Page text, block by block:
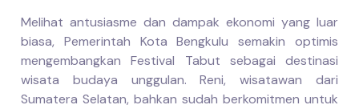
Melihat antusiasme dan dampak ekonomi yang luar
biasa, Pemerintah Kota Bengkulu semakin optimis
mengembangkan Festival Tabut sebagai destinasi
wisata budaya unggulan. Reni, wisatawan dari
Sumatera Selatan, bahkan sudah berkomitmen untuk